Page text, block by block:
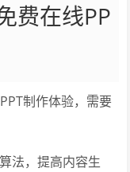
费在线PP
制作体验，需要
法，提高内容生